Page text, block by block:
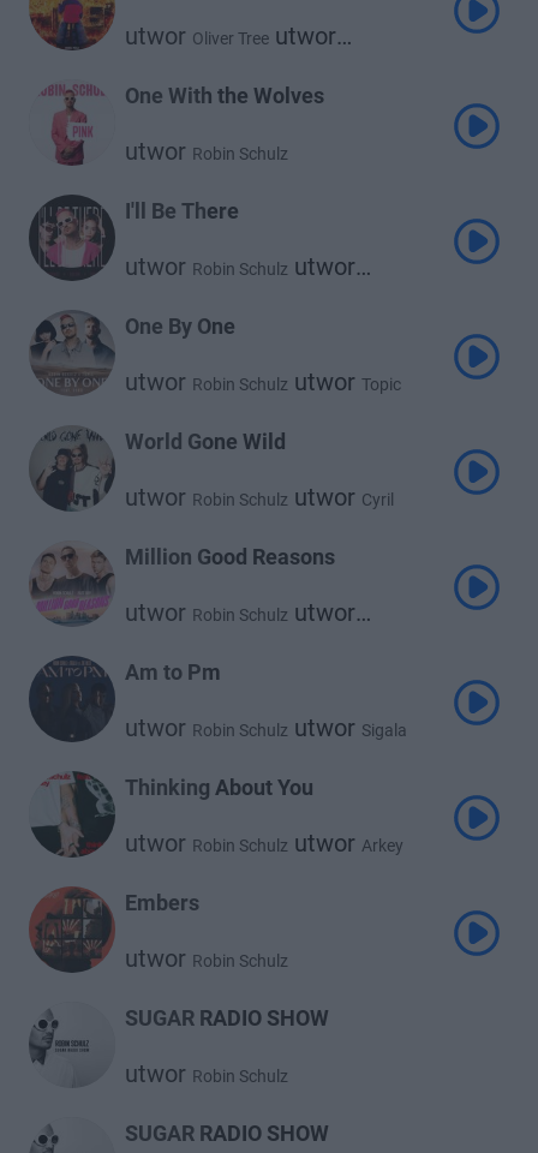
utwor Oliver Tree utwor
One With the Wolves
utwor Robin Schulz
I'll Be There
utwor Robin Schulz utwor
One By One
utwor Robin Schulz utwor Topic
World Gone Wild
utwor Robin Schulz utwor Cyril
Million Good Reasons
utwor Robin Schulz utwor
Am to Pm
utwor Robin Schulz utwor Sigala
Thinking About You
utwor Robin Schulz utwor Arkey
Embers
utwor Robin Schulz
SUGAR RADIO SHOW
utwor Robin Schulz
SUGAR RADIO SHOW